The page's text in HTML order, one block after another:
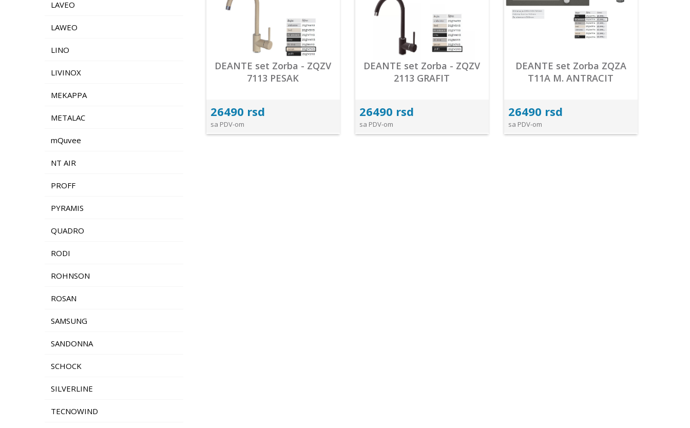
LAVEO
LAWEO
LINO
LIVINOX
MEKAPPA
METALAC
mQuvee
NT AIR
PROFF
PYRAMIS
QUADRO
RODI
ROHNSON
ROSAN
SAMSUNG
SANDONNA
SCHOCK
SILVERLINE
TECNOWIND
DEANTE set Zorba - ZQZV
7113 PESAK
26490 rsd
sa PDV-om
DEANTE set Zorba - ZQZV
2113 GRAFIT
26490 rsd
sa PDV-om
DEANTE set Zorba ZQZA
T11A M. ANTRACIT
26490 rsd
sa PDV-om